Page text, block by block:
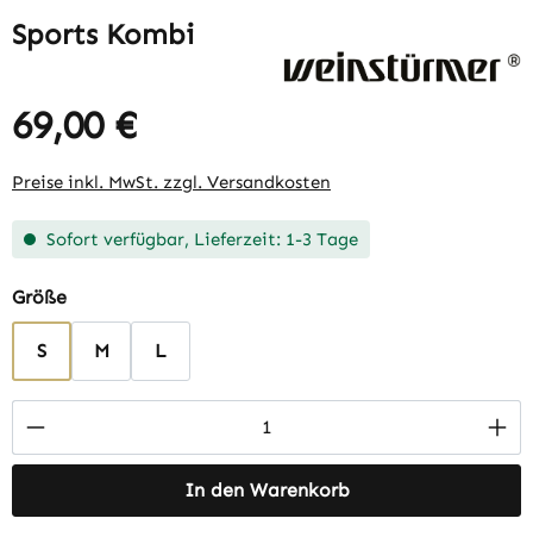
Sports Kombi
Regulärer Preis:
69,00 €
Preise inkl. MwSt. zzgl. Versandkosten
Sofort verfügbar, Lieferzeit: 1-3 Tage
Größeauswählen
S M L
Produkt Anzahl: Gib den gewünschten
In den Warenkorb